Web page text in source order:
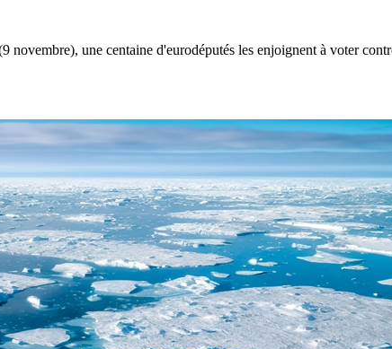
novembre), une centaine d'eurodéputés les enjoignent à voter